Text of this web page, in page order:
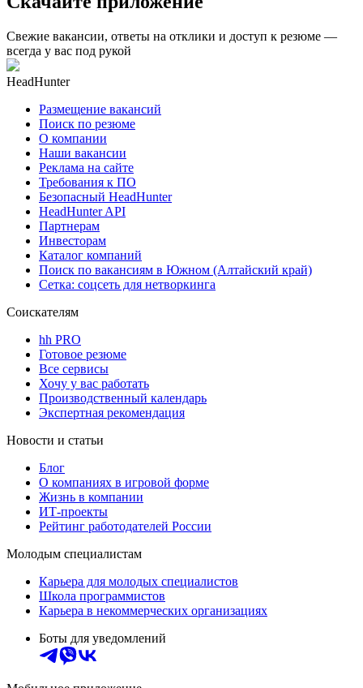
Свежие вакансии, ответы на отклики и доступ к резюме —
всегда у вас под рукой
HeadHunter
Размещение вакансий
Поиск по резюме
О компании
Наши вакансии
Реклама на сайте
Требования к ПО
Безопасный HeadHunter
HeadHunter API
Партнерам
Инвесторам
Каталог компаний
Поиск по вакансиям в Южном (Алтайский край)
Сетка: соцсеть для нетворкинга
Соискателям
hh PRO
Готовое резюме
Все сервисы
Хочу у вас работать
Производственный календарь
Экспертная рекомендация
Новости и статьи
Блог
О компаниях в игровой форме
Жизнь в компании
ИТ-проекты
Рейтинг работодателей России
Молодым специалистам
Карьера для молодых специалистов
Школа программистов
Карьера в некоммерческих организациях
Боты для уведомлений